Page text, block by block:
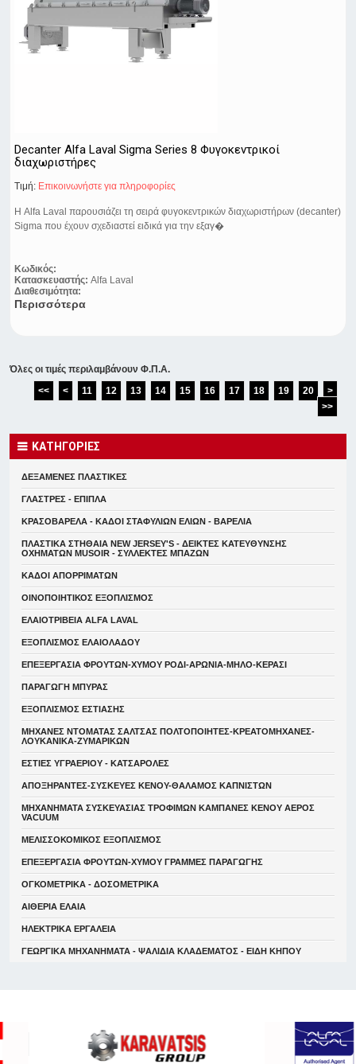
Decanter Alfa Laval Sigma Series 8 Φυγοκεντρικοί
διαχωριστήρες
Τιμή: Eπικοινωνήστε για πληροφορίες
Η Alfa Laval παρουσιάζει τη σειρά φυγοκεντρικών διαχωριστήρων (decanter)
Sigma που έχουν σχεδιαστεί ειδικά για την εξαγ�
Κωδικός:
Κατασκευαστής: Alfa Laval
Διαθεσιμότητα:
Περισσότερα
Όλες οι τιμές περιλαμβάνουν Φ.Π.Α.
<<
< 11 12 13 14 15 16 17 18 19 20
>
>>
ΚΑΤΗΓΟΡΙΕΣ
ΔΕΞΑΜΕΝΕΣ ΠΛΑΣΤΙΚΕΣ
ΓΛΑΣΤΡΕΣ - ΕΠΙΠΛΑ
ΚΡΑΣΟΒΑΡΕΛΑ - ΚΑΔΟΙ ΣΤΑΦΥΛΙΩΝ ΕΛΙΩΝ - ΒΑΡΕΛΙΑ
ΠΛΑΣΤΙΚΑ ΣΤΗΘΑΙΑ NEW JERSEY'S - ΔΕΙΚΤΕΣ ΚΑΤΕΥΘYΝΣΗΣ
ΟΧΗΜΑΤΩΝ MUSOIR - ΣΥΛΛΕΚΤΕΣ ΜΠΑΖΩΝ
ΚΑΔΟΙ ΑΠΟΡΡΙΜΑΤΩΝ
ΟΙΝΟΠΟΙΗΤΙΚΟΣ ΕΞΟΠΛΙΣΜΟΣ
ΕΛΑΙΟΤΡΙΒΕΙΑ ALFA LAVAL
ΕΞΟΠΛΙΣΜΟΣ ΕΛΑΙΟΛΑΔΟΥ
ΕΠΕΞΕΡΓΑΣΙΑ ΦΡΟΥΤΩΝ-ΧΥΜΟΥ ΡΟΔΙ-ΑΡΩΝΙΑ-ΜΗΛΟ-ΚΕΡΑΣΙ
ΠΑΡΑΓΩΓΗ ΜΠΥΡΑΣ
ΕΞΟΠΛΙΣΜΟΣ ΕΣΤΙΑΣΗΣ
ΜΗΧΑΝΕΣ ΝΤΟΜΑΤΑΣ ΣΑΛΤΣΑΣ ΠΟΛΤΟΠΟΙΗΤΕΣ-ΚΡΕΑΤΟΜΗΧΑΝΕΣ-
ΛΟΥΚΑΝΙΚΑ-ΖΥΜΑΡΙΚΩΝ
ΕΣΤΙΕΣ ΥΓΡΑΕΡΙΟΥ - ΚΑΤΣΑΡΟΛΕΣ
ΑΠΟΞΗΡΑΝΤΕΣ-ΣΥΣΚΕΥΕΣ ΚΕΝΟΥ-ΘΑΛΑΜΟΣ ΚΑΠΝΙΣΤΩΝ
ΜΗΧΑΝΗΜΑΤΑ ΣΥΣΚΕΥΑΣΙΑΣ ΤΡΟΦΙΜΩΝ ΚΑΜΠΑΝΕΣ ΚΕΝΟΥ ΑΕΡΟΣ
VACUUM
ΜΕΛΙΣΣΟΚΟΜΙΚΟΣ ΕΞΟΠΛΙΣΜΟΣ
ΕΠΕΞΕΡΓΑΣΙΑ ΦΡΟΥΤΩΝ-ΧΥΜΟΥ ΓΡΑΜΜΕΣ ΠΑΡΑΓΩΓΗΣ
ΟΓΚΟΜΕΤΡΙΚΑ - ΔΟΣΟΜΕΤΡΙΚΑ
ΑΙΘΕΡΙΑ ΕΛΑΙΑ
ΗΛΕΚΤΡΙΚΑ ΕΡΓΑΛΕΙΑ
ΓΕΩΡΓΙΚΑ ΜΗΧΑΝΗΜΑΤΑ - ΨΑΛΙΔΙΑ ΚΛΑΔΕΜΑΤΟΣ - ΕΙΔΗ ΚΗΠΟΥ